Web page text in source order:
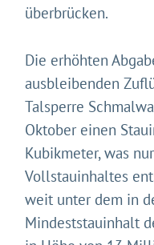
überbrücken.
Die erhöhten
ausbleibenden
Talsperre
Oktober einen
Kubikmeter, was
Vollstauinhaltes
weit unter dem in
Mindeststauinhalt